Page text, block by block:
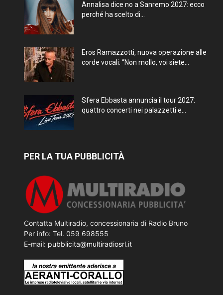
Annalisa dice no a Sanremo 2027: ecco
perché ha scelto di...
Eros Ramazzotti, nuova operazione alle
corde vocali: “Non mollo, voi siete...
Sfera Ebbasta annuncia il tour 2027:
quattro concerti nei palazzetti e...
PER LA TUA PUBBLICITÀ
Contatta Multiradio, concessionaria di Radio Bruno
Per info: Tel. 059 698555
E-mail: pubblicita@multiradiosrl.it